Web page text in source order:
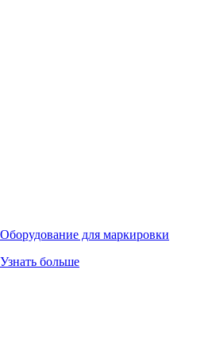
Оборудование для маркировки
Узнать больше